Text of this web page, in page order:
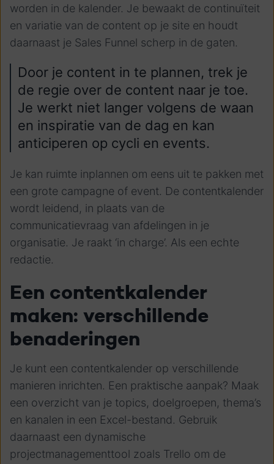
worden in de kalender. Je bewaakt de continuïteit
en variatie van de content op je site en houdt
daarnaast je Sales Funnel scherp in de gaten.
Door je content in te plannen, trek je
de regie over de content naar je toe.
Je werkt niet langer volgens de waan
en inspiratie van de dag en kan
anticiperen op cycli en events.
Je kan ruimte inplannen om eens uit te pakken met
een grote campagne of event. De contentkalender
wordt leidend, in plaats van de
communicatievraag van afdelingen in je
organisatie. Je raakt ‘in charge’. Als een echte
redactie.
Een contentkalender
maken: verschillende
benaderingen
Je kunt een contentkalender op verschillende
manieren inrichten. Een praktische aanpak? Maak
een overzicht van je topics, doelgroepen, thema’s
en kanalen in een Excel-bestand. Gebruik
daarnaast een dynamische
projectmanagementtool zoals Trello om de